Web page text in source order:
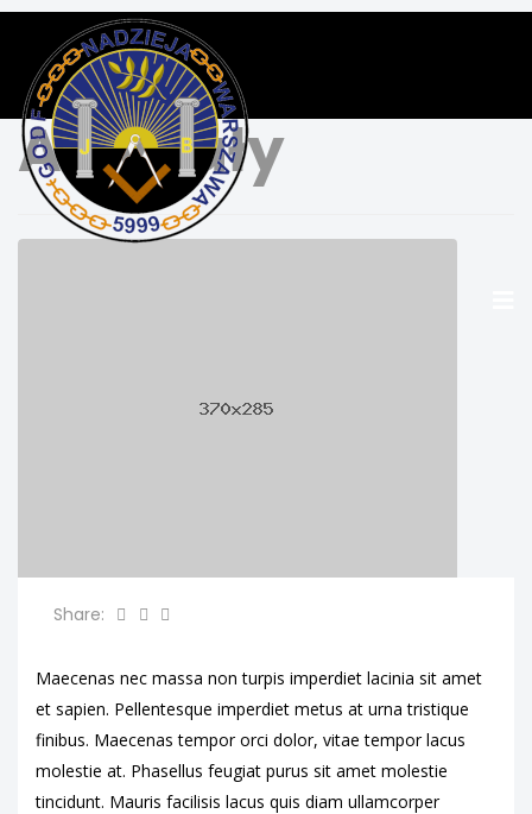
Artykuły
Share:
Maecenas nec massa non turpis imperdiet lacinia sit amet
et sapien. Pellentesque imperdiet metus at urna tristique
finibus. Maecenas tempor orci dolor, vitae tempor lacus
molestie at. Phasellus feugiat purus sit amet molestie
tincidunt. Mauris facilisis lacus quis diam ullamcorper